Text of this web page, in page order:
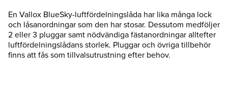
En Vallox BlueSky-luftfördelningslåda har lika många lock
och låsanordningar som den har stosar. Dessutom medföljer
2 eller 3 pluggar samt nödvändiga fästanordningar alltefter
luftfördelningslådans storlek. Pluggar och övriga tillbehör
finns att fås som tillvalsutrustning efter behov.